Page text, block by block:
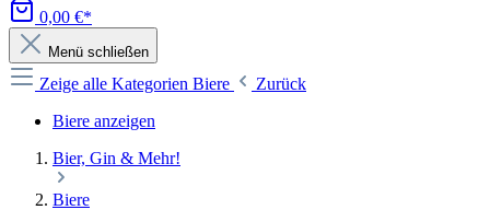
0,00 €*
Menü schließen
Zeige alle Kategorien Biere
Zurück
Biere anzeigen
Bier, Gin & Mehr!
Biere